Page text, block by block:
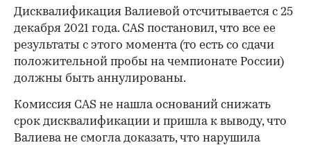
Дисквалификация Валиевой отсчитывается с 25
декабря 2021 года. CAS постановил, что все ее
результаты с этого момента (то есть со сдачи
положительной пробы на чемпионате России)
должны быть аннулированы.
Комиссия CAS не нашла оснований снижать
срок дисквалификации и пришла к выводу, что
Валиева не смогла доказать, что нарушила